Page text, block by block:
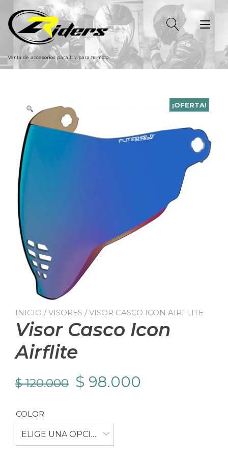
contenido
Venta de accesorios para ti y para tu moto
¡OFERTA!
INICIO /VISORES / VISOR CASCO ICON AIRFLITE
Visor Casco Icon
Airflite
$120.000 El
original
era:
$ 98.000
COLOR
ELIGE UNA OPCIÓN